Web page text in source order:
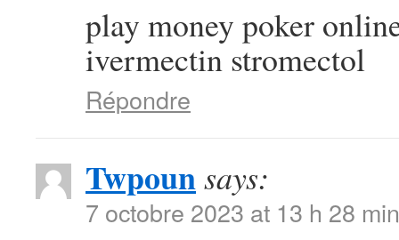
play money poker
ivermectin stromectol
Répondre
Twpounsays:
7 octobre 2023 at 13 h 28 min